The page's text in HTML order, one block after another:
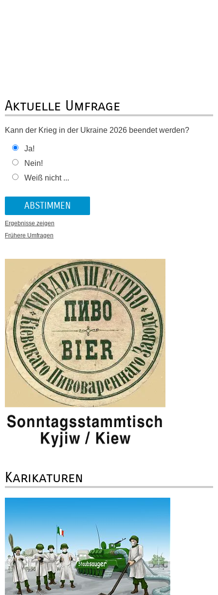
Aktuelle Umfrage
Kann der Krieg in der Ukraine 2026 beendet werden?
Ja!
Nein!
Weiß nicht ...
Ergebnisse zeigen
Frühere Umfragen
Karikaturen